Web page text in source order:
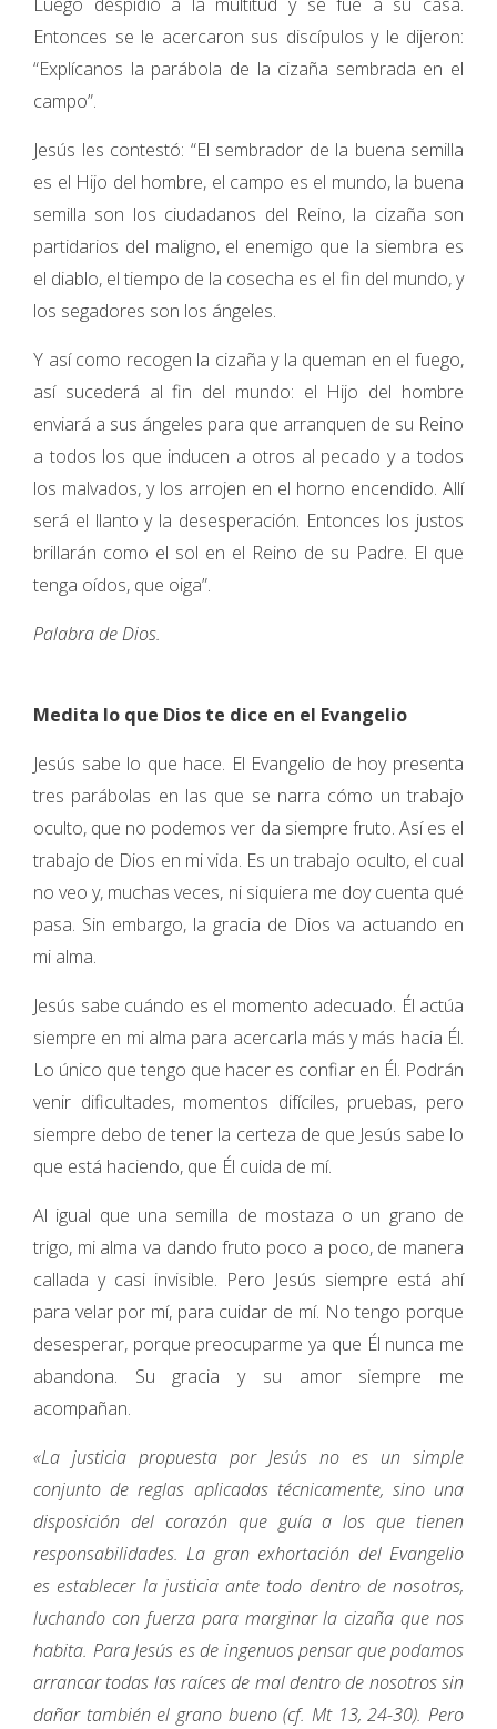
Entonces se le acercaron sus discípulos y le dijeron:
“Explícanos la parábola de la cizaña sembrada en el
campo”.
Jesús les contestó: “El sembrador de la buena semilla
es el Hijo del hombre, el campo es el mundo, la buena
semilla son los ciudadanos del Reino, la cizaña son
partidarios del maligno, el enemigo que la siembra es
el diablo, el tiempo de la cosecha es el fin del mundo, y
los segadores son los ángeles.
Y así como recogen la cizaña y la queman en el fuego,
así sucederá al fin del mundo: el Hijo del hombre
enviará a sus ángeles para que arranquen de su Reino
a todos los que inducen a otros al pecado y a todos
los malvados, y los arrojen en el horno encendido. Allí
será el llanto y la desesperación. Entonces los justos
brillarán como el sol en el Reino de su Padre. El que
tenga oídos, que oiga”.
Palabra de Dios.
Medita lo que Dios te dice en el Evangelio
Jesús sabe lo que hace. El Evangelio de hoy presenta
tres parábolas en las que se narra cómo un trabajo
oculto, que no podemos ver da siempre fruto. Así es el
trabajo de Dios en mi vida. Es un trabajo oculto, el cual
no veo y, muchas veces, ni siquiera me doy cuenta qué
pasa. Sin embargo, la gracia de Dios va actuando en
mi alma.
Jesús sabe cuándo es el momento adecuado. Él actúa
siempre en mi alma para acercarla más y más hacia Él.
Lo único que tengo que hacer es confiar en Él. Podrán
venir dificultades, momentos difíciles, pruebas, pero
siempre debo de tener la certeza de que Jesús sabe lo
que está haciendo, que Él cuida de mí.
Al igual que una semilla de mostaza o un grano de
trigo, mi alma va dando fruto poco a poco, de manera
callada y casi invisible. Pero Jesús siempre está ahí
para velar por mí, para cuidar de mí. No tengo porque
desesperar, porque preocuparme ya que Él nunca me
abandona. Su gracia y su amor siempre me
acompañan.
«La justicia propuesta por Jesús no es un simple
conjunto de reglas aplicadas técnicamente, sino una
disposición del corazón que guía a los que tienen
responsabilidades. La gran exhortación del Evangelio
es establecer la justicia ante todo dentro de nosotros,
luchando con fuerza para marginar la cizaña que nos
habita. Para Jesús es de ingenuos pensar que podamos
arrancar todas las raíces de mal dentro de nosotros sin
dañar también el grano bueno (cf. Mt 13, 24-30). Pero